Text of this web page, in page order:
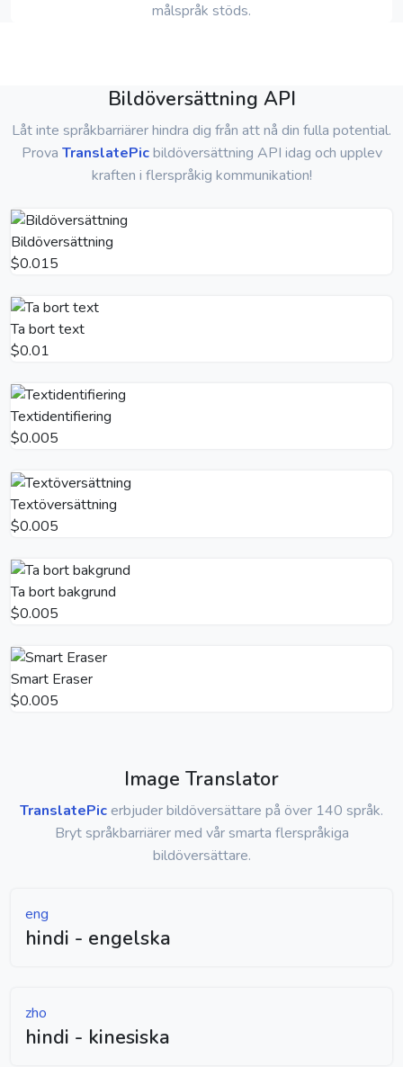
målspråk stöds.
Bildöversättning API
Låt inte språkbarriärer hindra dig från att nå din fulla potential.
Prova TranslatePicbildöversättning API idag och upplev
kraften i flerspråkig kommunikation!
Bildöversättning
$0.015
Ta bort text
$0.01
Textidentifiering
$0.005
Textöversättning
$0.005
Ta bort bakgrund
$0.005
Smart Eraser
$0.005
Image Translator
TranslatePic erbjuder bildöversättare på över 140 språk.
Bryt språkbarriärer med vår smarta flerspråkiga
bildöversättare.
eng
hindi - engelska
zho
hindi - kinesiska